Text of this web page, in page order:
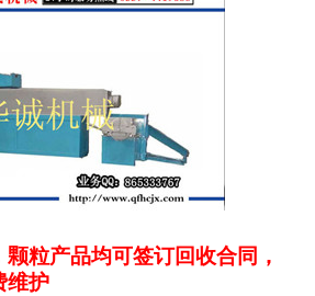
粒产品均可签订回收合同，
维护